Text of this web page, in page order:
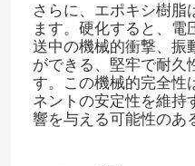
さらに、エポキシ樹脂
ます。硬化すると、電
送中の機械的衝撃、振
ができる、堅牢で耐久
す。この機械的完全性
ネントの安定性を維持
響を与える可能性のあ